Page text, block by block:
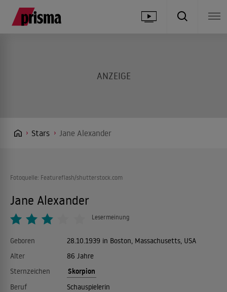
Stars Jane Alexander
Fotoquelle: Featureflash/shutterstock.com
Jane Alexander
Lesermeinung
Geboren
28.10.1939 in Boston, Massachusetts, USA
Alter
86 Jahre
Sternzeichen
Skorpion
Beruf Schauspielerin